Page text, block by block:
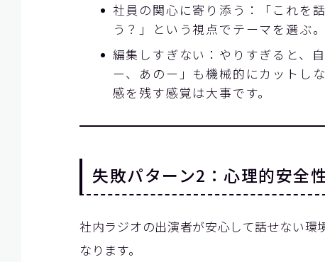
社員の関心に寄り添う：「これを
う？」という視点でテーマを選ぶ。
編集しすぎない：やりすぎると、
ー、あのー」も機械的にカットし
感を残す感覚は大事です。
失敗パターン2：心理的安全
社内ラジオの出演者が安心して話せない
なります。